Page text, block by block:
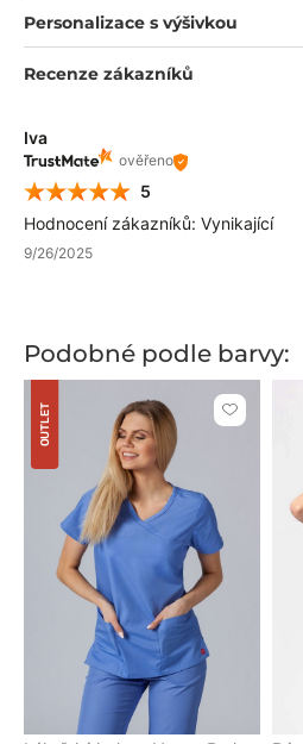
Personalizace s výšivkou
Recenze zákazníků
Iva
ověřeno
5
Hodnocení zákazníků: Vynikající
9/26/2025
Podobné podle barvy:
OUTLET
Kliknutím